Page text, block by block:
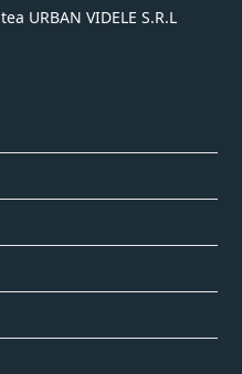
URBAN VIDELE S.R.L